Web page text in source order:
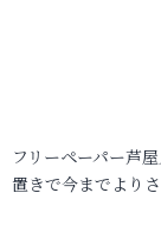
フリーペーパー芦
置きで今までより